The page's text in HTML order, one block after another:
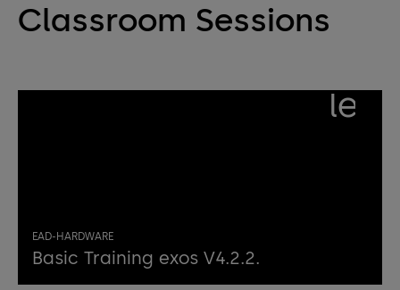
Classroom Sessions
left
EAD-HARDWARE
Basic Training exos V4.2.2.